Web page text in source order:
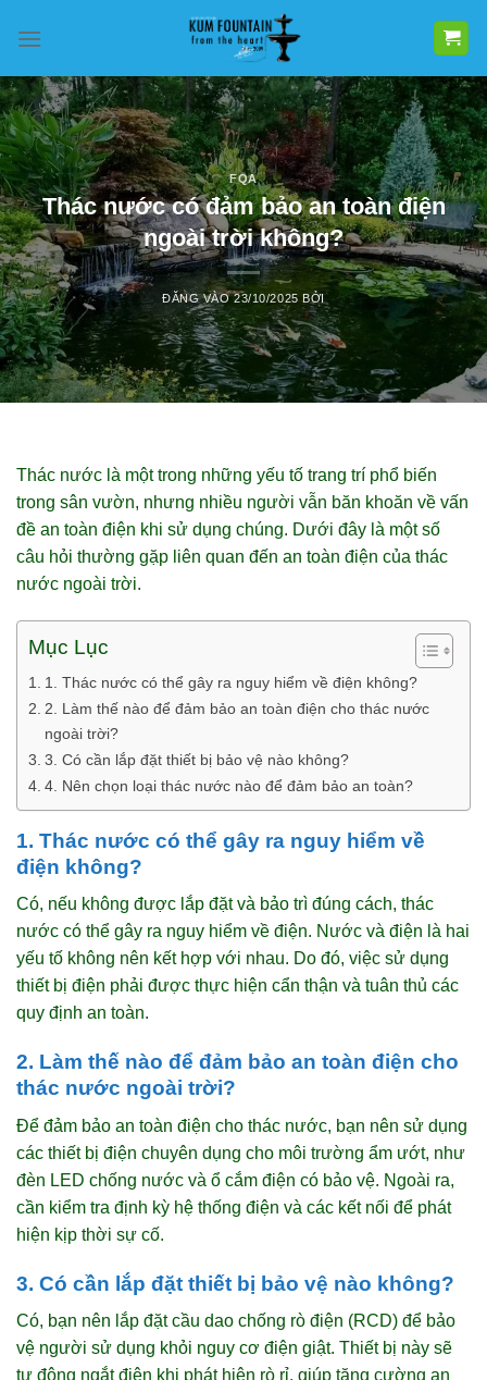
qua
dung
FQA
Thác nước có đảm bảo an toàn điện
ngoài trời không?
ĐĂNG VÀO23/10/2025 BỞI
Thác nước là một trong những yếu tố trang trí phổ biến
trong sân vườn, nhưng nhiều người vẫn băn khoăn về vấn
đề an toàn điện khi sử dụng chúng. Dưới đây là một số
câu hỏi thường gặp liên quan đến an toàn điện của thác
nước ngoài trời.
Mục Lục
1. Thác nước có thể gây ra nguy hiểm về điện không?
2. Làm thế nào để đảm bảo an toàn điện cho thác nước
ngoài trời?
3. Có cần lắp đặt thiết bị bảo vệ nào không?
4. Nên chọn loại thác nước nào để đảm bảo an toàn?
1. Thác nước có thể gây ra nguy hiểm về
điện không?
Có, nếu không được lắp đặt và bảo trì đúng cách, thác
nước có thể gây ra nguy hiểm về điện. Nước và điện là hai
yếu tố không nên kết hợp với nhau. Do đó, việc sử dụng
thiết bị điện phải được thực hiện cẩn thận và tuân thủ các
quy định an toàn.
2. Làm thế nào để đảm bảo an toàn điện cho
thác nước ngoài trời?
Để đảm bảo an toàn điện cho thác nước, bạn nên sử dụng
các thiết bị điện chuyên dụng cho môi trường ẩm ướt, như
đèn LED chống nước và ổ cắm điện có bảo vệ. Ngoài ra,
cần kiểm tra định kỳ hệ thống điện và các kết nối để phát
hiện kịp thời sự cố.
3. Có cần lắp đặt thiết bị bảo vệ nào không?
Có, bạn nên lắp đặt cầu dao chống rò điện (RCD) để bảo
vệ người sử dụng khỏi nguy cơ điện giật. Thiết bị này sẽ
tự động ngắt điện khi phát hiện rò rỉ, giúp tăng cường an